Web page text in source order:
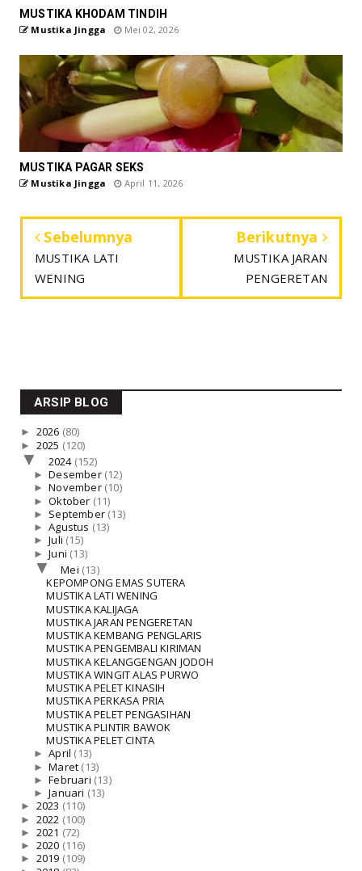
MUSTIKA KHODAM TINDIH
Mustika Jingga Mei 02, 2026
MUSTIKA PAGAR SEKS
Mustika Jingga April 11, 2026
Sebelumnya
MUSTIKA LATI
WENING
Berikutnya
MUSTIKA JARAN
PENGERETAN
ARSIP BLOG
► 2026 (80)
► 2025 (120)
▼ 2024 (152)
►Desember (12)
►November (10)
►Oktober (11)
► September (13)
►Agustus (13)
►Juli (15)
►Juni (13)
▼Mei (13)
KEPOMPONG EMAS SUTERA
MUSTIKA LATI WENING
MUSTIKA KALIJAGA
MUSTIKA JARAN PENGERETAN
MUSTIKA KEMBANG PENGLARIS
MUSTIKA PENGEMBALI KIRIMAN
MUSTIKA KELANGGENGAN JODOH
MUSTIKA WINGIT ALAS PURWO
MUSTIKA PELET KINASIH
MUSTIKA PERKASA PRIA
MUSTIKA PELET PENGASIHAN
MUSTIKA PLINTIR BAWOK
MUSTIKA PELET CINTA
►April (13)
►Maret (13)
►Februari (13)
►Januari (13)
► 2023 (110)
► 2022 (100)
► 2021 (72)
► 2020 (116)
► 2019 (109)